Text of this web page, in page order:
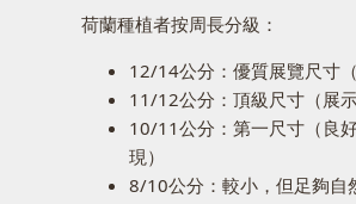
荷蘭種植者按周長分級：
12/14公分：優質展覽尺寸（
11/12公分：頂級尺寸（展示
10/11公分：第一尺寸（良
現）
8/10公分：較小，但足夠自